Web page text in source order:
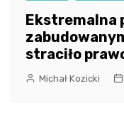
Ekstremalna
straciło
Michał Kozicki